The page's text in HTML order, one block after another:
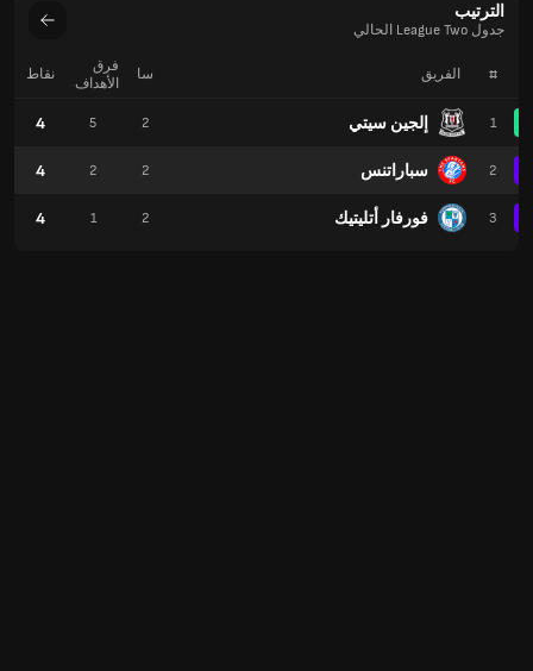
الترتيب
جدول League Two الحالي
# الفريق
1 إلجين سيتي
2 سباراتنس
3 فورفار أتليتيك
سا
فرق
الأهداف
نقاط
2
5
4
2
2
4
2
1
4